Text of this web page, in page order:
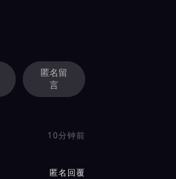
匿名留
言
10分钟前
匿名回覆